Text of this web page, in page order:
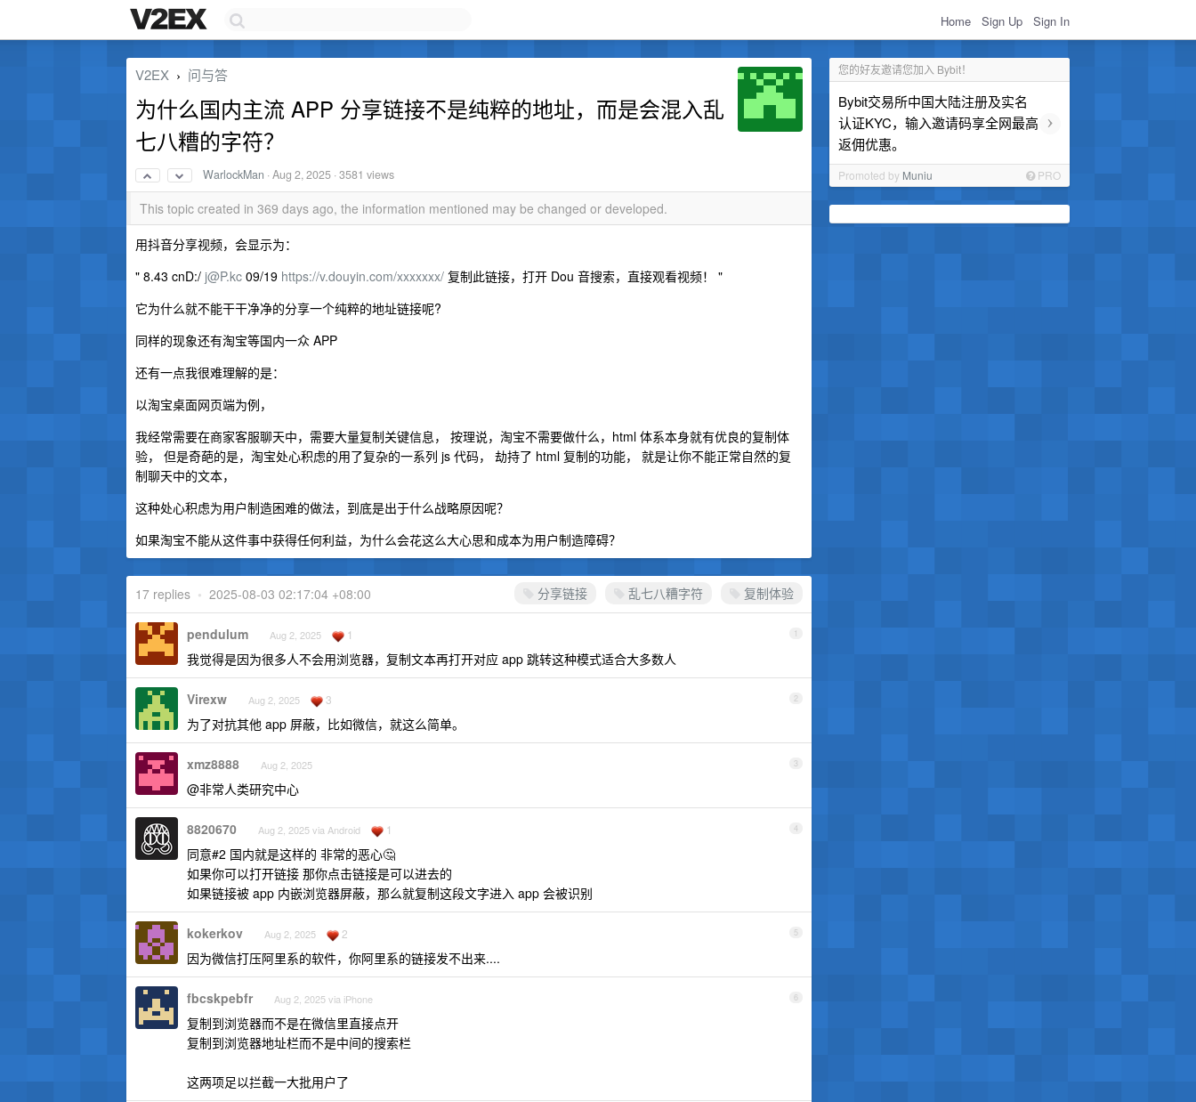
Home Sign Up Sign In
您的好友邀请您加入 Bybit！
Bybit交易所中国大陆注册及实名
认证KYC，输入邀请码享全网最高
返佣优惠。
›
Promoted by Muniu PRO
V2EX › 问与答
为什么国内主流 APP 分享链接不是纯粹的地址，而是会混入乱
七八糟的字符？
WarlockMan ·Aug 2, 2025 · 3581 views
This topic created in 369 days ago, the information mentioned may be changed or developed.
用抖音分享视频，会显示为：
" 8.43 cnD:/ j@P.kc 09/19 https://v.douyin.com/xxxxxxx/ 复制此链接，打开 Dou 音搜索，直接观看视频！ "
它为什么就不能干干净净的分享一个纯粹的地址链接呢?
同样的现象还有淘宝等国内一众 APP
还有一点我很难理解的是：
以淘宝桌面网页端为例，
我经常需要在商家客服聊天中，需要大量复制关键信息， 按理说，淘宝不需要做什么，html 体系本身就有优良的复制体
验， 但是奇葩的是，淘宝处心积虑的用了复杂的一系列 js 代码， 劫持了 html 复制的功能， 就是让你不能正常自然的复
制聊天中的文本，
这种处心积虑为用户制造困难的做法，到底是出于什么战略原因呢？
如果淘宝不能从这件事中获得任何利益，为什么会花这么大心思和成本为用户制造障碍？
分享链接 乱七八糟字符 复制体验
17 replies • 2025-08-03 02:17:04 +08:00
1
pendulum Aug 2, 2025 1
我觉得是因为很多人不会用浏览器，复制文本再打开对应 app 跳转这种模式适合大多数人
2
Virexw Aug 2, 2025 3
为了对抗其他 app 屏蔽，比如微信，就这么简单。
3
xmz8888 Aug 2, 2025
@非常人类研究中心
4
8820670 Aug 2, 2025 via Android 1
同意#2 国内就是这样的 非常的恶心🤔
如果你可以打开链接 那你点击链接是可以进去的
如果链接被 app 内嵌浏览器屏蔽，那么就复制这段文字进入 app 会被识别
5
kokerkov Aug 2, 2025 2
因为微信打压阿里系的软件，你阿里系的链接发不出来....
6
fbcskpebfr Aug 2, 2025 via iPhone
复制到浏览器而不是在微信里直接点开
复制到浏览器地址栏而不是中间的搜索栏
这两项足以拦截一大批用户了